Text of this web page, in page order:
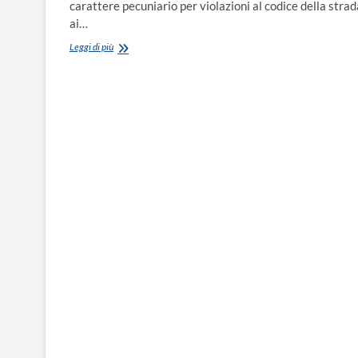
carattere pecuniario per violazioni al codice della
ai…
Leggi di piùViolazioni